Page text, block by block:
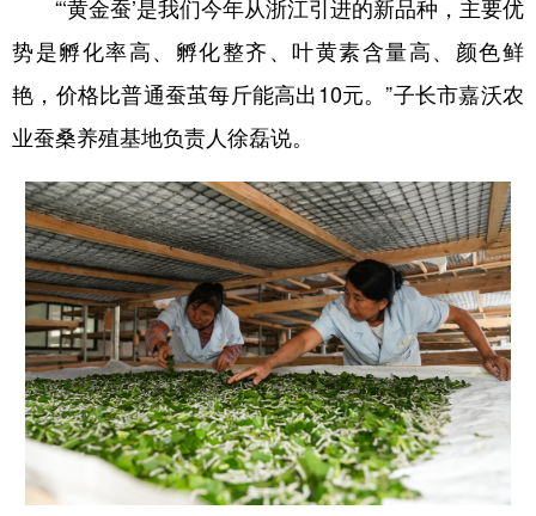
“‘黄金蚕’是我们今年从浙江引进的新品种，主要优
势是孵化率高、孵化整齐、叶黄素含量高、颜色鲜
艳，价格比普通蚕茧每斤能高出10元。”子长市嘉沃农
业蚕桑养殖基地负责人徐磊说。